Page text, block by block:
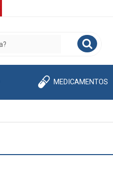
MEDICAMENTOS